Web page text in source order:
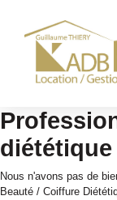
diététique
Nous n'avons pas de
Beauté / Coiffure